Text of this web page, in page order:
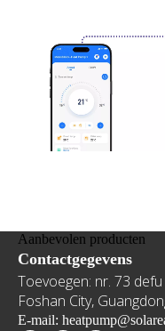
Aanbevolen producten
Contactgegevens
Toevoegen: nr. 73
Foshan City,
E-mail: